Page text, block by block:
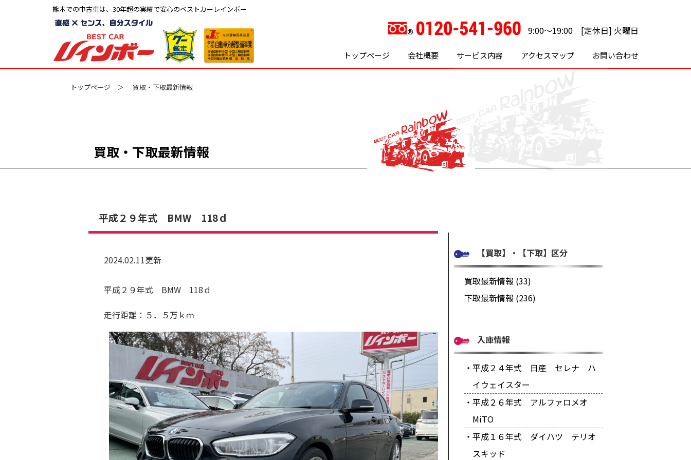
熊本での中古車は、30年超の実績で安心のベストカーレインボー
9:00～19:00 [定休日] 火曜日
トップページ 会社概要 サービス内容 アクセスマップ お問い合わせ
トップページ 買取・下取最新情報
買取・下取最新情報
平成２９年式 BMW 118ｄ
2024.02.11更新
平成２９年式 BMW 118ｄ
走行距離：５．５万ｋｍ
【買取】・【下取】区分
買取最新情報 (33)
下取最新情報 (236)
入庫情報
・平成２４年式 日産 セレナ ハ
イウェイスター
・平成２６年式 アルファロメオ
MiTO
・平成１６年式 ダイハツ テリオ
スキッド